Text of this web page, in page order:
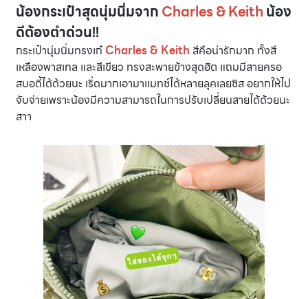
น้องกระเป๋าสุดนุ่มนิ่มจากCharles & Keithน้อง
ดีต้องตำด่วน!!
กระเป๋านุ่มนิ่มทรงเก๋ Charles & Keith สีคือน่ารักมาก ทั้งสี
เหลืองพาสเทล และสีเขียว ทรงสะพายข้างสุดฮิต แถมมีสายครอ
สบอดี้ได้ด้วยนะ เริ่ดมากเอามาแมทช์ได้หลายลุคเลยซิส อยากให้ไป
จับจ่ายเพราะน้องมีความสามารถในการปรับเปลี่ยนสายได้ด้วยนะ
สาา